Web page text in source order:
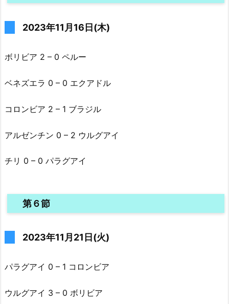
2023年11月16日(木)
ボリビア 2 – 0 ペルー
ベネズエラ 0 – 0 エクアドル
コロンビア 2 – 1 ブラジル
アルゼンチン 0 – 2 ウルグアイ
チリ 0 – 0 パラグアイ
第６節
2023年11月21日(火)
パラグアイ 0 – 1 コロンビア
ウルグアイ 3 – 0 ボリビア